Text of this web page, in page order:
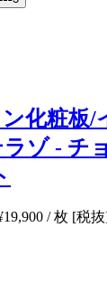
化粧板/
ゾ - チ
19,900 / 枚 [税